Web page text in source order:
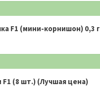
F1 (мини-корнишон) 0,3
F1 (8 шт.) (Лучшая цена)